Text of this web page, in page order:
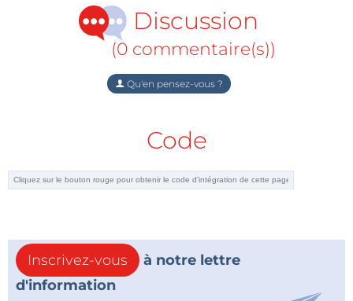
Discussion
(0 commentaire(s))
Qu'en pensez-vous ?
Code
Inscrivez-vous
à notre lettre
d'information